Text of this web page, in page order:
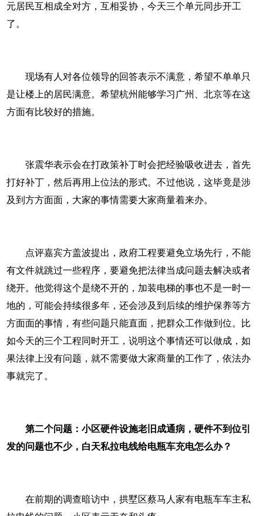
元居民互相成全对方，互相妥协，今天三个单元同步开工
了。
现场有人对各位领导的回答表示不满意，希望不单单只
是让楼上的居民满意。希望杭州能够学习广州、北京等在这
方面有比较好的措施。
张震华表示会在打政策补丁时会把经验吸收进去，首先
打好补丁，然后再用上位法的形式。不过他说，这毕竟是涉
及到方方面面，大家的事情需要大家商量着来办。
点评嘉宾方盖波提出，政府工程要避免立场先行，不能
有文件就跳过一些程序，要避免把法律当成问题去解决或者
绕开。他觉得这个是绕不开的，加装电梯的事也不是一时一
地的，可能会持续很多年，还会涉及到后续的维护保养等方
方面面的事情，有些问题只能直面，把群众工作做到位。比
如今天的三个工程同时开工，说明这个事情还可以做成，如
果法律上没有问题，就不需要做大家商量的工作了，依法办
事就完了。
第二个问题：小区硬件设施老旧成通病，硬件不到位引
发的问题也不少，白天私拉电线给电瓶车充电怎么办？
在前期的调查暗访中，拱墅区蔡马人家有电瓶车车主私